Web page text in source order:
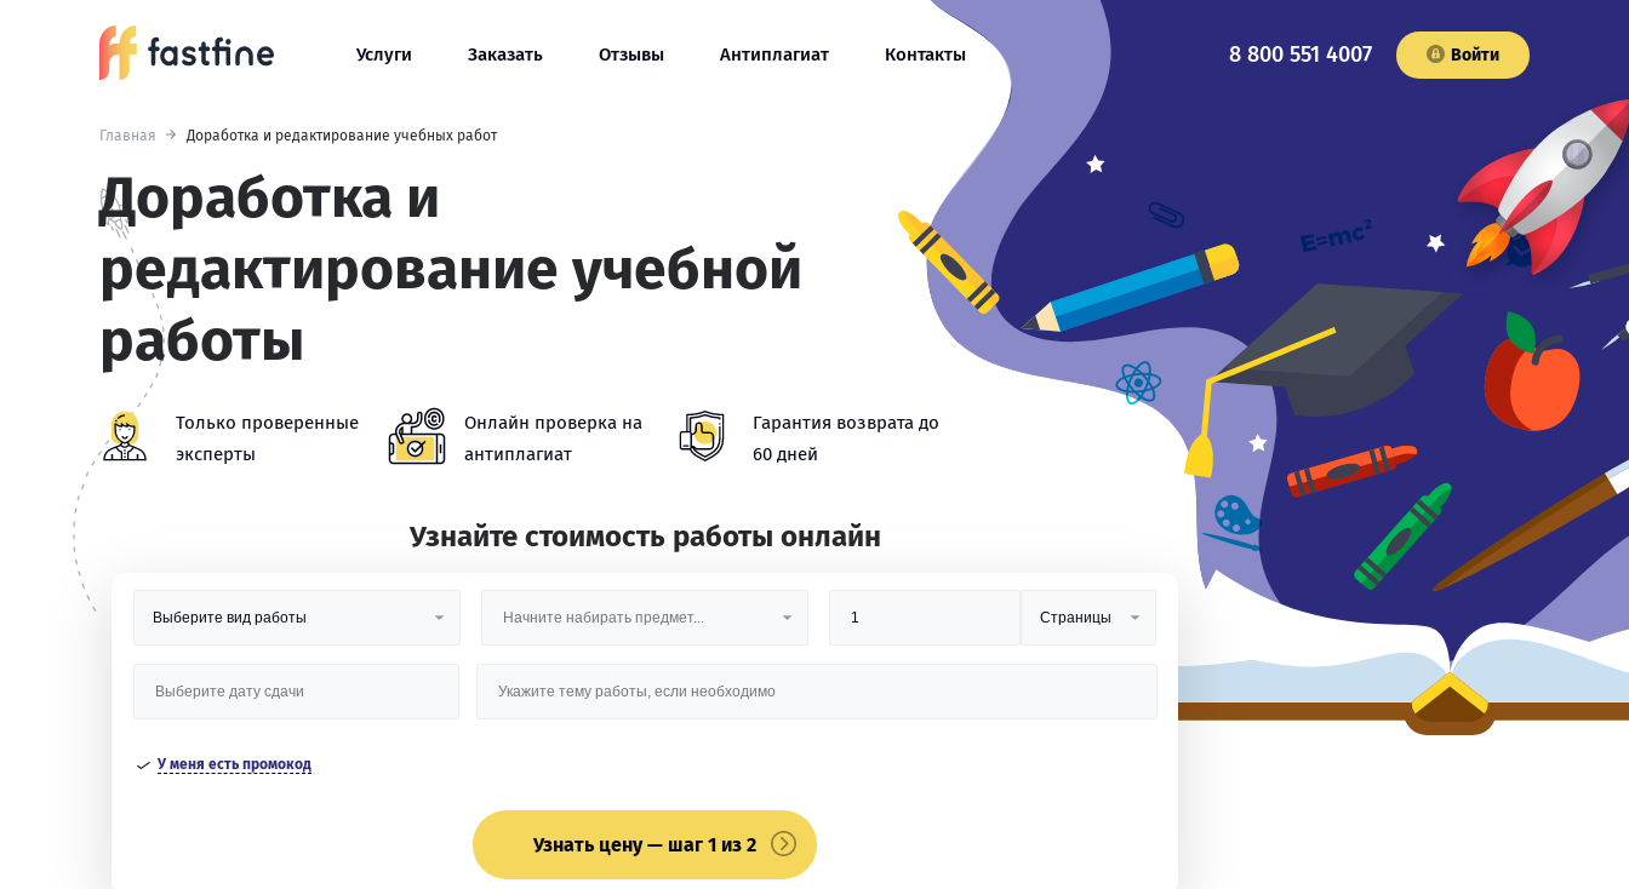
Услуги Заказать Отзывы Антиплагиат Контакты 8 800 551 4007 Войти
Главная Доработка и редактирование учебных работ
Доработка и
редактирование учебной
работы
Только проверенные
эксперты
Онлайн проверка на
антиплагиат
Гарантия возврата до
60 дней
Узнайте стоимость работы онлайн
У меня есть промокод
Узнать цену — шаг 1 из 2